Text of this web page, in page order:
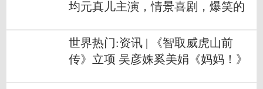
均元真儿主演，情景喜剧，爆笑的
世界热门:资讯 | 《智取威虎山前
传》立项 吴彦姝奚美娟《妈妈！》